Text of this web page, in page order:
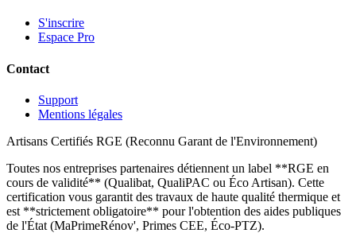
S'inscrire
Espace Pro
Contact
Support
Mentions légales
Artisans Certifiés RGE (Reconnu Garant de l'Environnement)
Toutes nos entreprises partenaires détiennent un label **RGE en
cours de validité** (Qualibat, QualiPAC ou Éco Artisan). Cette
certification vous garantit des travaux de haute qualité thermique et
est **strictement obligatoire** pour l'obtention des aides publiques
de l'État (MaPrimeRénov', Primes CEE, Éco-PTZ).